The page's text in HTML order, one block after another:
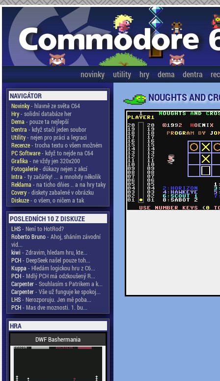
novinky utility hry dema dentra
NAVIGÁTOR
Novinky- hlavně ze světa C64
Hry- solidní databáze her
Dema - pouze ta nejlepší
Dentra - když stačí jeden soubor
Utility- nejen pro práci a legraci
Recenze- trocha textu o všem možném
PC Software- když to nejde na C64
Grafika - ne vždy jen 320x200
Fotogalerie- důkazy nejen z akcí
Intra - ty začátky! ... a mnohdy několik
Reklama - na ticho dňies .. a na hry taky
Covery- diskety zabalené v obrázku
Diskuze- o všem, o ničem a tak
POSLEDNÍCH 10 Z DISKUZE
LHS- Není to HotRod?
Roberto Bruno- Ahoj, sháním závodní
vid...
kiwi - Zdravim, hledam hru, kte...
PCH- DeepSeek našel pouze toh...
Kuppa - Hledám logickou hru z C6...
PCH- Mdlý PCH má odzkoušený R...
Carpenter- Souhlasím s Patrikem a k...
Carpenter- Vše už funguje ke spokoj...
LHS- Nerozporuju. Jen mě poba...
PCH- Mas dve moznosti. 1. bu...
HRA
DWF Bashermania
NOUGHTS AND